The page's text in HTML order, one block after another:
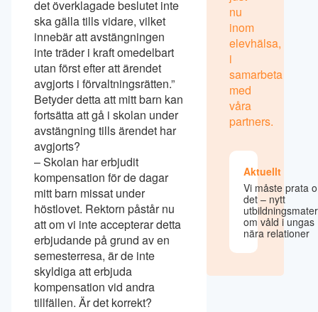
det överklagade beslutet inte
ska gälla tills vidare, vilket
innebär att avstängningen
inte träder i kraft omedelbart
utan först efter att ärendet
avgjorts i förvaltningsrätten.”
Betyder detta att mitt barn kan
fortsätta att gå i skolan under
avstängning tills ärendet har
avgjorts?
– Skolan har erbjudit
kompensation för de dagar
mitt barn missat under
höstlovet. Rektorn påstår nu
att om vi inte accepterar detta
erbjudande på grund av en
semesterresa, är de inte
skyldiga att erbjuda
kompensation vid andra
tillfällen. Är det korrekt?
nu
inom
elevhälsa,
i
samarbeta
med
våra
partners.
Aktuellt
Vi måste prata
det – nytt
om våld i ungas
nära relationer